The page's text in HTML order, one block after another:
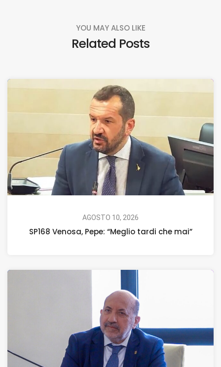
YOU MAY ALSO LIKE
Related Posts
AGOSTO 10, 2026
SP168 Venosa, Pepe: “Meglio tardi che mai”